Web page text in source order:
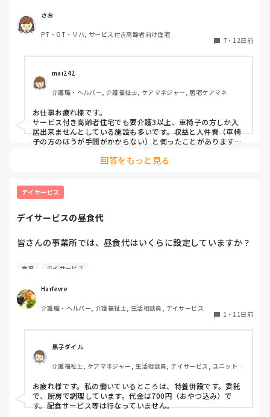
か関係してるのでしょうか？
さお
PT・OT・リハ, サービス付き高齢者向け住宅
7・ 12日前
mai242
介護職・ヘルパー, 介護福祉士, ケアマネジャー, 居宅ケアマネ
お仕事お疲れ様です。
サービス付き高齢者住宅でも要介護3以上、車椅子の方しか入
居出来ませんとしている施設も多いです。収益と人件費（車椅
子の方のほうが手間がかからない）と伺ったことがあります。
回答をもっと見る
デイサービス
デイサービスの昼食代
皆さんの事業所では、昼食代はいくらに設定していますか？
差し支えなければ、
• 昼食代
• おやつ代込みかどうか
• 手作り・委託・配食など食事の提供方法
も教えていただけると参考になります。
ちなみに私が働いてるところは750円、おやつ代は別、委託
で同じ建物内に厨房があります。
食事 デイサービス
Harfevre
介護職・ヘルパー, 介護福祉士, 生活相談員, デイサービス
1 ・ 11日前
黒子ダイル
介護福祉士, ケアマネジャー, 生活相談員, デイサービス, ユニット型
お疲れ様です。私の働いているところは、特養併設です。委託
で、厨房で調理しています。代金は700円（おやつ込み）で
す。配食サービス等は行なっていません。